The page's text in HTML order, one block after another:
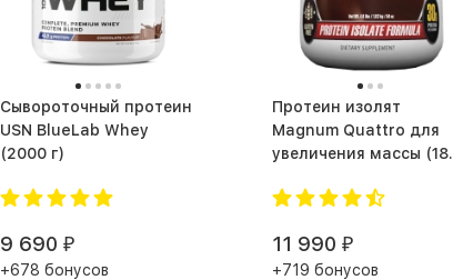
Сывороточный протеин
USN BlueLab Whey
(2000 г)
9 690 ₽
+678 бонусов
Протеин изолят
Magnum Quattro для
увеличения массы (1820
11 990 ₽
+719 бонусов